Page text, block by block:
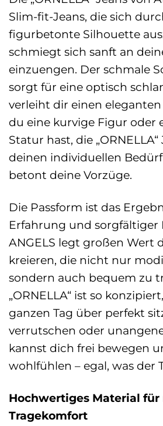
Slim-fit-Jeans, die sich
figurbetonte Silhouette
schmiegt sich sanft an
einzuengen. Der schmale
sorgt für eine optisch
verleiht dir einen eleganten
du eine kurvige Figur oder
Statur hast, die
deinen individuellen
betont deine Vorzüge.
Die Passform ist das
Erfahrung und sorgfältiger
ANGELS legt großen Wert
kreieren, die nicht nur
sondern auch bequem zu
„ORNELLA“ ist so
ganzen Tag über perfekt
verrutschen oder
kannst dich frei bewegen
wohlfühlen – egal, was der
Hochwertiges Material
Tragekomfort